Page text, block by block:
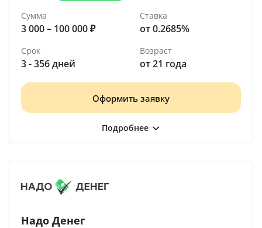
Сумма
3 000 – 100 000 ₽
Ставка
от 0.2685%
Срок
3 - 356 дней
Возраст
от 21 года
Оформить заявку
Надо Денег